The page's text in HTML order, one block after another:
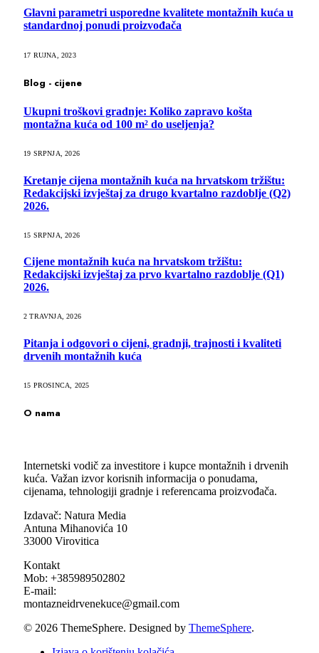
Glavni parametri usporedne kvalitete montažnih kuća u
standardnoj ponudi proizvođača
17 RUJNA, 2023
Blog - cijene
Ukupni troškovi gradnje: Koliko zapravo košta
montažna kuća od 100 m² do useljenja?
19 SRPNJA, 2026
Kretanje cijena montažnih kuća na hrvatskom tržištu:
Redakcijski izvještaj za drugo kvartalno razdoblje (Q2)
2026.
15 SRPNJA, 2026
Cijene montažnih kuća na hrvatskom tržištu:
Redakcijski izvještaj za prvo kvartalno razdoblje (Q1)
2026.
2 TRAVNJA, 2026
Pitanja i odgovori o cijeni, gradnji, trajnosti i kvaliteti
drvenih montažnih kuća
15 PROSINCA, 2025
O nama
Internetski vodič za investitore i kupce montažnih i drvenih
kuća. Važan izvor korisnih informacija o ponudama,
cijenama, tehnologiji gradnje i referencama proizvođača.
Izdavač: Natura Media
Antuna Mihanovića 10
33000 Virovitica
Kontakt
Mob: +385989502802
E-mail:
montazneidrvenekuce@gmail.com
© 2026 ThemeSphere. Designed by ThemeSphere.